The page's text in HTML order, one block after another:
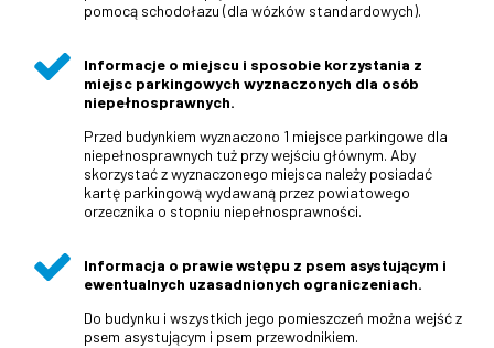
pomocą schodołazu (dla wózków standardowych).
Informacje o miejscu i sposobie korzystania z
miejsc parkingowych wyznaczonych dla osób
niepełnosprawnych.
Przed budynkiem wyznaczono 1 miejsce parkingowe dla
niepełnosprawnych tuż przy wejściu głównym. Aby
skorzystać z wyznaczonego miejsca należy posiadać
kartę parkingową wydawaną przez powiatowego
orzecznika o stopniu niepełnosprawności.
Informacja o prawie wstępu z psem asystującym i
ewentualnych uzasadnionych ograniczeniach.
Do budynku i wszystkich jego pomieszczeń można wejść z
psem asystującym i psem przewodnikiem.